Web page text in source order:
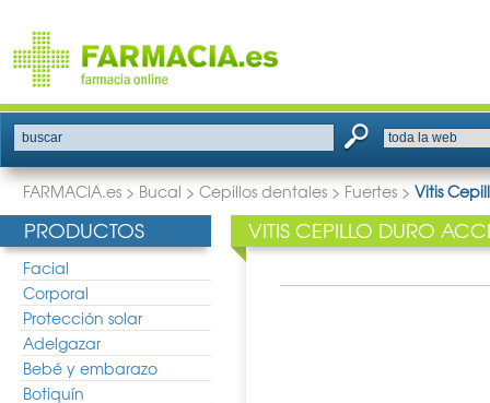
buscar
FARMACIA.es > Bucal > Cepillos dentales > Fuertes > Vitis
PRODUCTOS
Facial
Corporal
Protección solar
Adelgazar
Bebé y embarazo
Botiquín
VITIS CEPILLO DURO